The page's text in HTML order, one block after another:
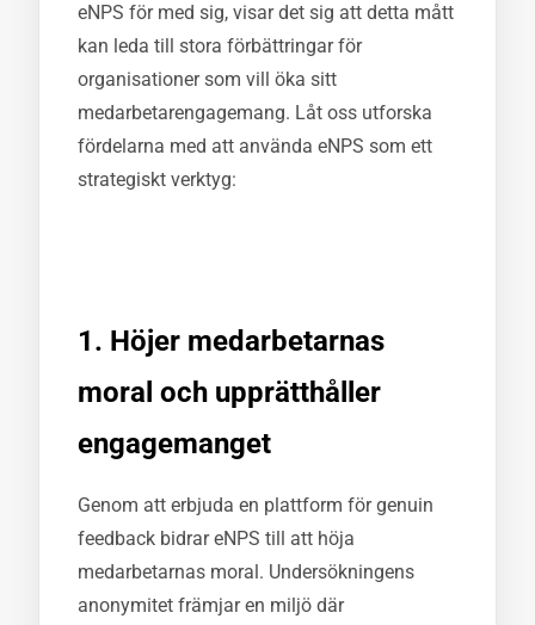
eNPS för med sig, visar det sig att detta mått
kan leda till stora förbättringar för
organisationer som vill öka sitt
medarbetarengagemang. Låt oss utforska
fördelarna med att använda eNPS som ett
strategiskt verktyg:
1. Höjer medarbetarnas
moral och upprätthåller
engagemanget
Genom att erbjuda en plattform för genuin
feedback bidrar eNPS till att höja
medarbetarnas moral. Undersökningens
anonymitet främjar en miljö där